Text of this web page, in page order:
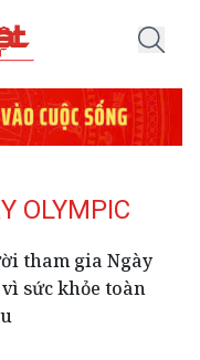
OLYMPIC
tham gia Ngày
sức khỏe toàn